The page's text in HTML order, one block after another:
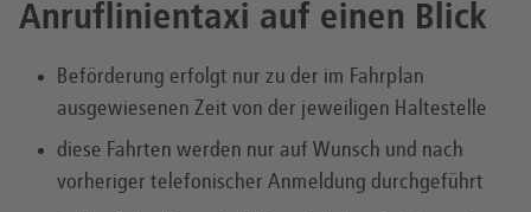
Anruflinientaxi auf einen Blick
Beförderung erfolgt nur zu der im Fahrplan
ausgewiesenen Zeit von der jeweiligen Haltestelle
diese Fahrten werden nur auf Wunsch und nach
vorheriger telefonischer Anmeldung durchgeführt